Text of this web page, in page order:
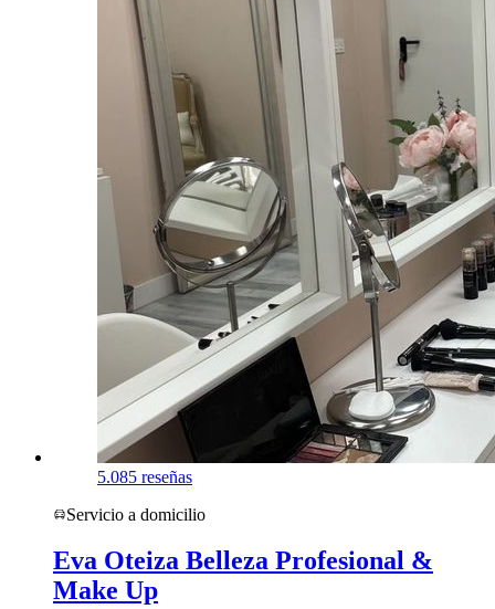
5.085 reseñas
Servicio a domicilio
Eva Oteiza Belleza Profesional &
Make Up